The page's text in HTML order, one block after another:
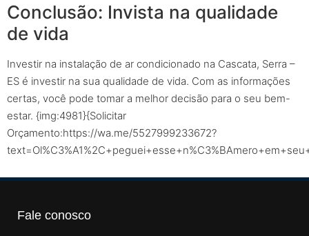
Conclusão: Invista na qualidade
de vida
Investir na instalação de ar condicionado na Cascata, Serra –
ES é investir na sua qualidade de vida. Com as informações
certas, você pode tomar a melhor decisão para o seu bem-
estar. {img:4981}{Solicitar
Orçamento:https://wa.me/5527999233672?
Fale conosco